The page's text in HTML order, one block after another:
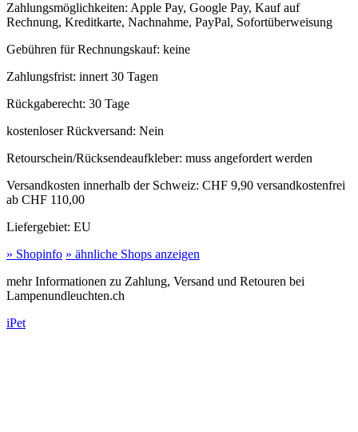
Zahlungsmöglichkeiten: Apple Pay, Google Pay, Kauf auf
Rechnung, Kreditkarte, Nachnahme, PayPal, Sofortüberweisung
Gebühren für Rechnungskauf: keine
Zahlungsfrist: innert 30 Tagen
Rückgaberecht: 30 Tage
kostenloser Rückversand: Nein
Retourschein/Rücksendeaufkleber: muss angefordert werden
Versandkosten innerhalb der Schweiz: CHF 9,90 versandkostenfrei
ab CHF 110,00
Liefergebiet: EU
» Shopinfo » ähnliche Shops anzeigen
mehr Informationen zu Zahlung, Versand und Retouren bei
Lampenundleuchten.ch
iPet